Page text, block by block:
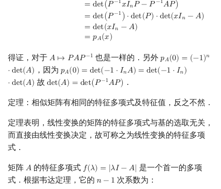
= det(𝑃 −1𝑥𝐼𝑛𝑃 −𝑃 −1𝐴𝑃)
= det(𝑃 −1) ⋅ det(𝑃) ⋅ det(𝑥𝐼𝑛 −𝐴)
= det(𝑥𝐼𝑛 −𝐴)
= 𝑝𝐴(𝑥)
得证，对于 𝐴↦ 𝑃𝐴𝑃 −1
A↦PAP−1 也是一样的．另外𝑝𝐴(0) = (−1)𝑛
⋅ det(𝐴)
pA(0) =(− 1)n⋅det
，因为 𝑝𝐴(0) = det(−1 ⋅ 𝐼𝑛𝐴) = det(−1 ⋅ 𝐼𝑛)
⋅ det(𝐴)
pA(0) =det(−1⋅In A )=det (−1 ⋅In)⋅det ( A)
故 det(𝐴) = det(𝑃 −1𝐴𝑃)
det(A)= det(P−1AP) ．
定理：相似矩阵有相同的特征多项式及特征值，反之不然．
定理表明，线性变换的矩阵的特征多项式与基的选取无关，
而直接由线性变换决定，故可称之为线性变换的特征多项
式．
矩阵 𝐴
A 的特征多项式 𝑓(𝜆) = |𝜆𝐼 −𝐴|
f(λ)= |λI −A|
是一个首一的多项
式．根据韦达定理，它的 𝑛 − 1
n −1 次系数为：